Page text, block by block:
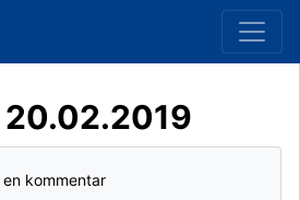
kommentar